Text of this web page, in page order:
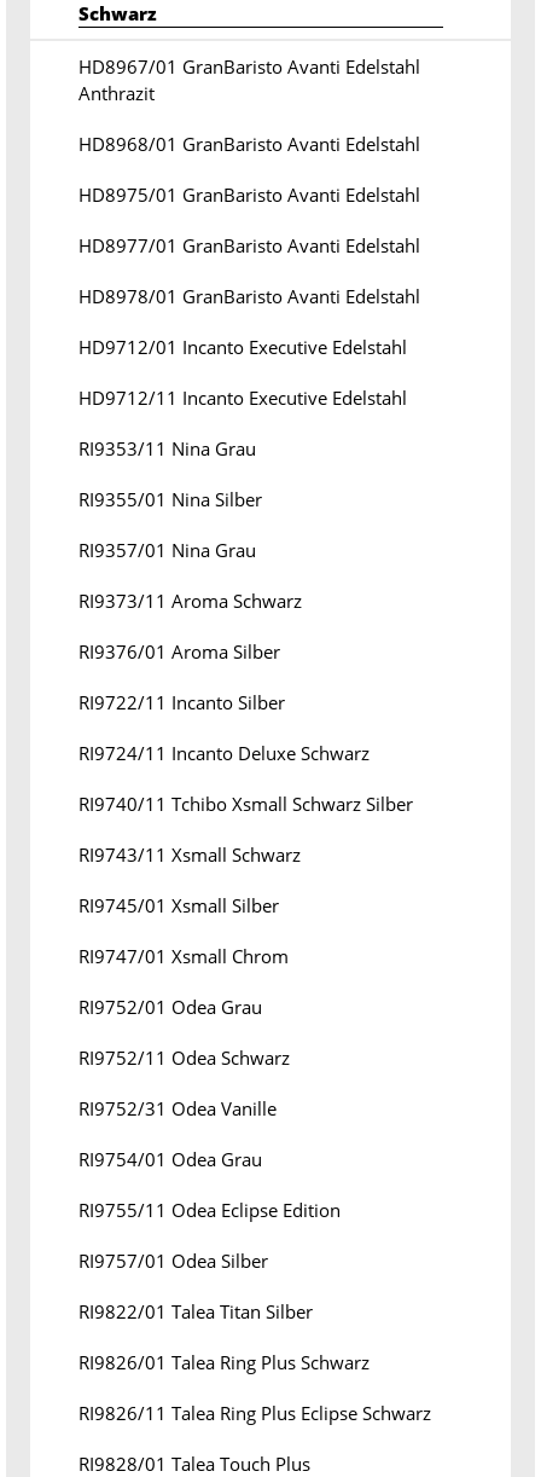
Schwarz
HD8967/01 GranBaristo Avanti Edelstahl
Anthrazit
HD8968/01 GranBaristo Avanti Edelstahl
HD8975/01 GranBaristo Avanti Edelstahl
HD8977/01 GranBaristo Avanti Edelstahl
HD8978/01 GranBaristo Avanti Edelstahl
HD9712/01 Incanto Executive Edelstahl
HD9712/11 Incanto Executive Edelstahl
RI9353/11 Nina Grau
RI9355/01 Nina Silber
RI9357/01 Nina Grau
RI9373/11 Aroma Schwarz
RI9376/01 Aroma Silber
RI9722/11 Incanto Silber
RI9724/11 Incanto Deluxe Schwarz
RI9740/11 Tchibo Xsmall Schwarz Silber
RI9743/11 Xsmall Schwarz
RI9745/01 Xsmall Silber
RI9747/01 Xsmall Chrom
RI9752/01 Odea Grau
RI9752/11 Odea Schwarz
RI9752/31 Odea Vanille
RI9754/01 Odea Grau
RI9755/11 Odea Eclipse Edition
RI9757/01 Odea Silber
RI9822/01 Talea Titan Silber
RI9826/01 Talea Ring Plus Schwarz
RI9826/11 Talea Ring Plus Eclipse Schwarz
RI9828/01 Talea Touch Plus